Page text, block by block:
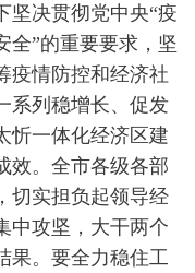
坚决贯彻党中央“疫
全”的重要要求，坚
疫情防控和经济社
系列稳增长、促发
忻一体化经济区建
效。全市各级各部
切实担负起领导经
中攻坚，大干两个
果。要全力稳住工